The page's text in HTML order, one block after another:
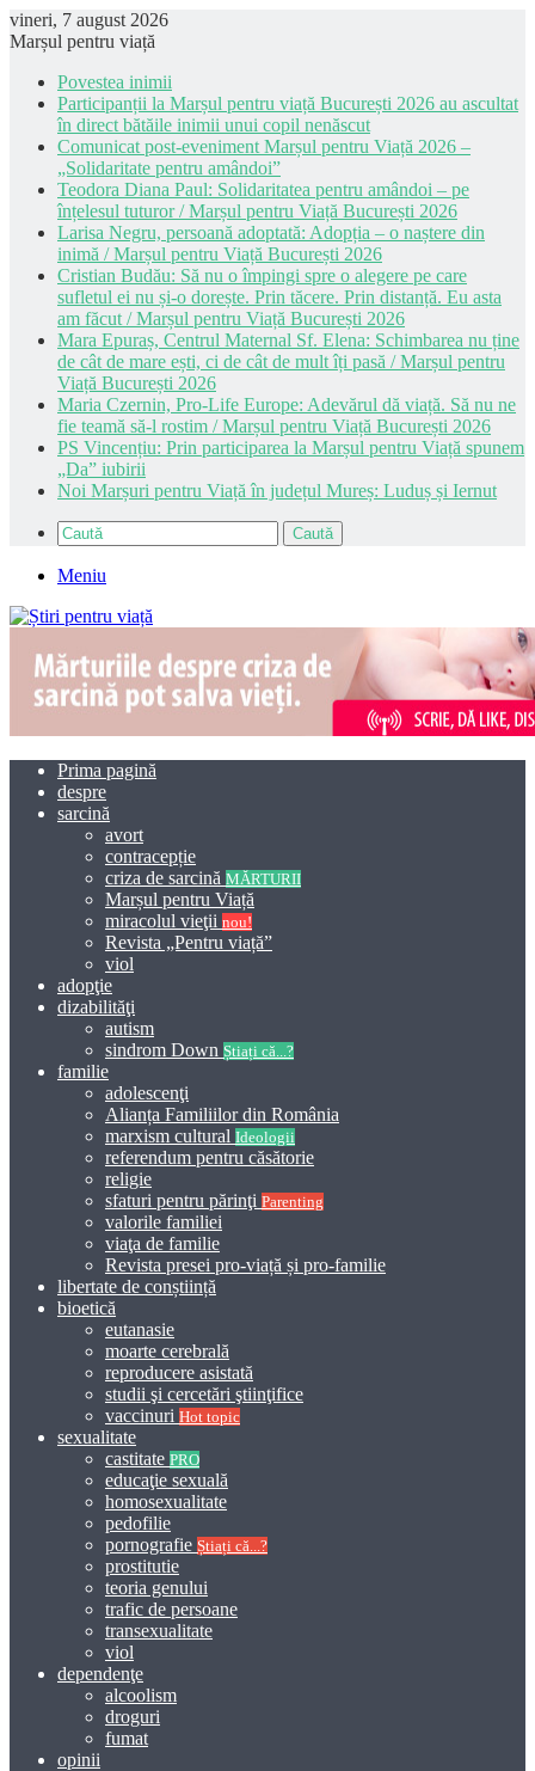
vineri, 7 august 2026
Marșul pentru viață
Povestea inimii
Participanții la Marșul pentru viață București 2026 au ascultat
în direct bătăile inimii unui copil nenăscut
Comunicat post-eveniment Marșul pentru Viață 2026 –
„Solidaritate pentru amândoi”
Teodora Diana Paul: Solidaritatea pentru amândoi – pe
înțelesul tuturor / Marșul pentru Viață București 2026
Larisa Negru, persoană adoptată: Adopția – o naștere din
inimă / Marșul pentru Viață București 2026
Cristian Budău: Să nu o împingi spre o alegere pe care
sufletul ei nu și-o dorește. Prin tăcere. Prin distanță. Eu asta
am făcut / Marșul pentru Viață București 2026
Mara Epuraș, Centrul Maternal Sf. Elena: Schimbarea nu ține
de cât de mare ești, ci de cât de mult îți pasă / Marșul pentru
Viață București 2026
Maria Czernin, Pro-Life Europe: Adevărul dă viață. Să nu ne
fie teamă să-l rostim / Marșul pentru Viață București 2026
PS Vincențiu: Prin participarea la Marșul pentru Viață spunem
„Da” iubirii
Noi Marșuri pentru Viață în județul Mureș: Luduș și Iernut
Caută
Meniu
Prima pagină
despre
sarcină
avort
contracepție
criza de sarcină MĂRTURII
Marșul pentru Viață
miracolul vieţii nou!
Revista „Pentru viață”
viol
adopţie
dizabilităţi
autism
sindrom Down Știați că...?
familie
adolescenţi
Alianța Familiilor din România
marxism cultural Ideologii
referendum pentru căsătorie
religie
sfaturi pentru părinţi Parenting
valorile familiei
viaţa de familie
Revista presei pro-viață și pro-familie
libertate de conștiință
bioetică
eutanasie
moarte cerebrală
reproducere asistată
studii şi cercetări ştiinţifice
vaccinuri Hot topic
sexualitate
castitate PRO
educaţie sexuală
homosexualitate
pedofilie
pornografie Știați că...?
prostitutie
teoria genului
trafic de persoane
transexualitate
viol
dependenţe
alcoolism
droguri
fumat
opinii